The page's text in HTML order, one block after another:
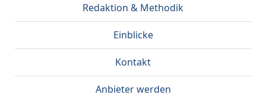
Redaktion & Methodik
Einblicke
Kontakt
Anbieter werden